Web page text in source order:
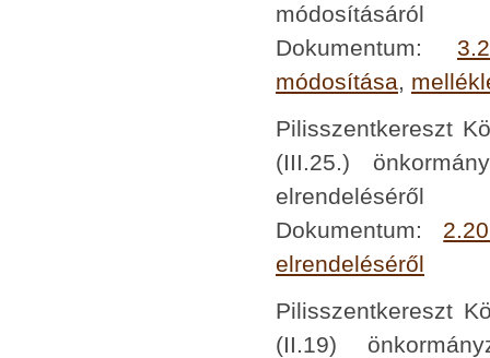
módosításáról
Dokumentum:
módosítása
Pilisszentkereszt
(III.25.)
elrendeléséről
Dokumentum:
elrendeléséről
Pilisszentkereszt
(II.19)